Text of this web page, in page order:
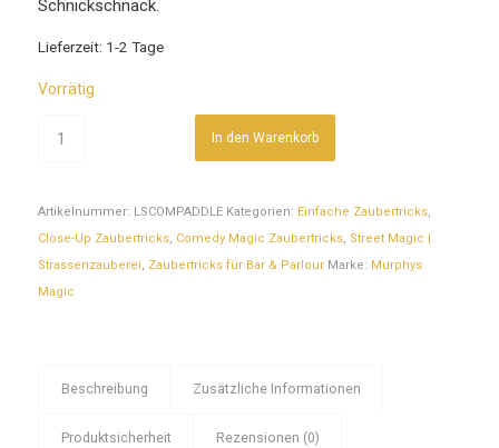
Schnickschnack.
Lieferzeit: 1-2 Tage
Vorrätig
In den Warenkorb
Artikelnummer: LSCOMPADDLE Kategorien: Einfache Zaubertricks,
Close-Up Zaubertricks, Comedy Magic Zaubertricks, Street Magic |
Strassenzauberei, Zaubertricks für Bar & Parlour Marke: Murphys
Magic
Beschreibung Zusätzliche Informationen
Produktsicherheit Rezensionen (0)